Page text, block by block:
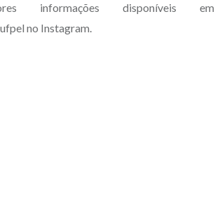
informações disponíveis em
no Instagram.